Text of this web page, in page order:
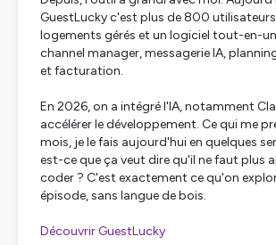
GuestLucky c'est plus de 800
logements gérés et un logiciel tout-en-
channel manager, messagerie IA,
et facturation.
En 2026, on a intégré l'IA, notamment
accélérer le développement. Ce qui me
mois, je le fais aujourd'hui en quelques
est-ce que ça veut dire qu'il ne faut plus
coder ? C'est exactement ce qu'on
épisode, sans langue de bois.
Découvrir GuestLucky